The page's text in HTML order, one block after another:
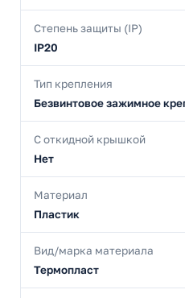
Степень защиты (IP)
IP20
Тип крепления
Безвинтовое зажимное
С откидной крышкой
Нет
Материал
Пластик
Вид/марка материала
Термопласт